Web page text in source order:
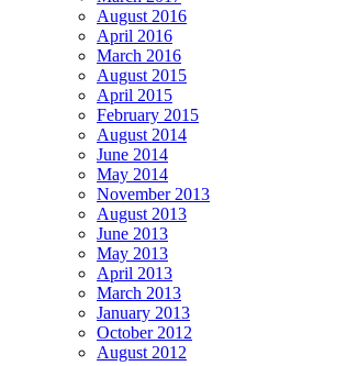
August 2016
April 2016
March 2016
August 2015
April 2015
February 2015
August 2014
June 2014
May 2014
November 2013
August 2013
June 2013
May 2013
April 2013
March 2013
January 2013
October 2012
August 2012